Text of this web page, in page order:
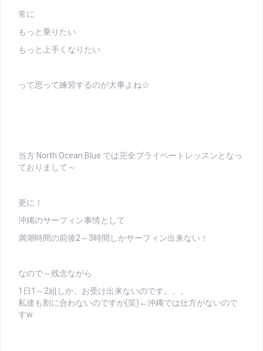
常に
もっと乗りたい
もっと上手くなりたい
って思って練習するのが大事よね☆
当方 North Ocean Blue では完全プライベートレッスンとなっ
ておりまして～
更に！
沖縄のサーフィン事情として
満潮時間の前後2～3時間しかサーフィン出来ない！
なので～残念ながら
1日1～2組しか、お受け出来ないのです。。。
私達も割に合わないのですが(笑)←沖縄では仕方がないので
すw